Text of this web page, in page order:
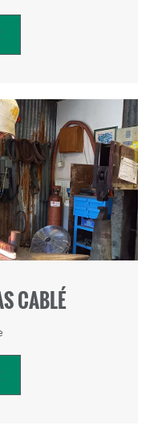
CABLÉ